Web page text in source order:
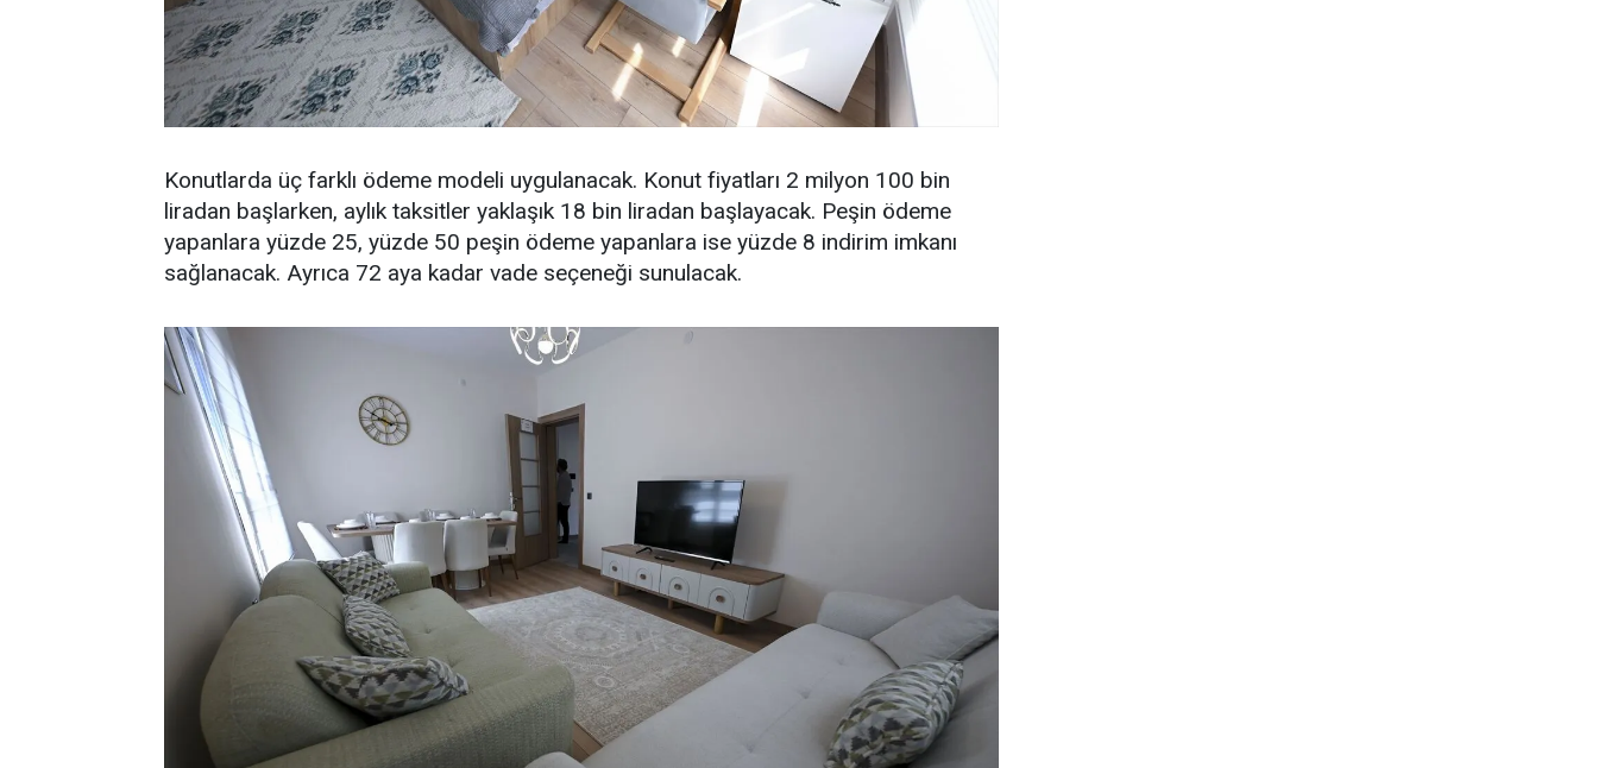
Konutlarda üç farklı ödeme modeli uygulanacak. Konut fiyatları 2 milyon 100 bin
liradan başlarken, aylık taksitler yaklaşık 18 bin liradan başlayacak. Peşin ödeme
yapanlara yüzde 25, yüzde 50 peşin ödeme yapanlara ise yüzde 8 indirim imkanı
sağlanacak. Ayrıca 72 aya kadar vade seçeneği sunulacak.